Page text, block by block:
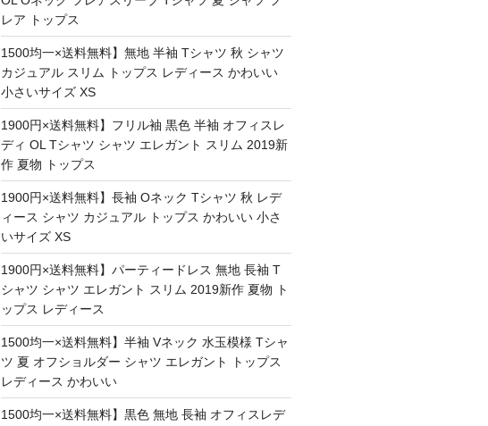
レア トップス
1500均一×送料無料】無地 半袖 Tシャツ 秋 シャツ
カジュアル スリム トップス レディース かわいい
小さいサイズ XS
1900円×送料無料】フリル袖 黒色 半袖 オフィスレ
ディ OL Tシャツ シャツ エレガント スリム 2019新
作 夏物 トップス
1900円×送料無料】長袖 Oネック Tシャツ 秋 レデ
ィース シャツ カジュアル トップス かわいい 小さ
いサイズ XS
1900円×送料無料】パーティードレス 無地 長袖 T
シャツ シャツ エレガント スリム 2019新作 夏物 ト
ップス レディース
1500均一×送料無料】半袖 Vネック 水玉模様 Tシャ
ツ 夏 オフショルダー シャツ エレガント トップス
レディース かわいい
1500均一×送料無料】黒色 無地 長袖 オフィスレデ